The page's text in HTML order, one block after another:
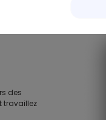
des
travaillez